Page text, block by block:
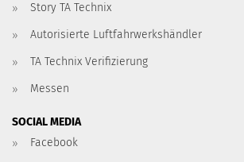
Story TA Technix
Autorisierte Luftfahrwerkshändler
TA Technix Verifizierung
Messen
SOCIAL MEDIA
Facebook